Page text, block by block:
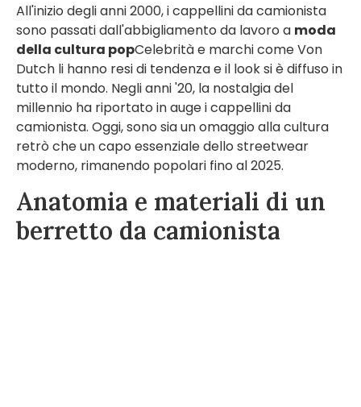
All'inizio degli anni 2000, i cappellini da camionista
sono passati dall'abbigliamento da lavoro a moda
della cultura popCelebrità e marchi come Von
Dutch li hanno resi di tendenza e il look si è diffuso in
tutto il mondo. Negli anni '20, la nostalgia del
millennio ha riportato in auge i cappellini da
camionista. Oggi, sono sia un omaggio alla cultura
retrò che un capo essenziale dello streetwear
moderno, rimanendo popolari fino al 2025.
Anatomia e materiali di un
berretto da camionista